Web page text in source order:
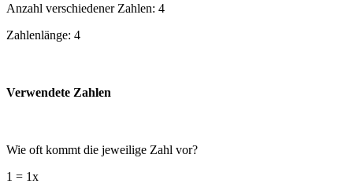
Anzahl verschiedener Zahlen: 4
Zahlenlänge: 4
Verwendete Zahlen
Wie oft kommt die jeweilige Zahl vor?
1 = 1x